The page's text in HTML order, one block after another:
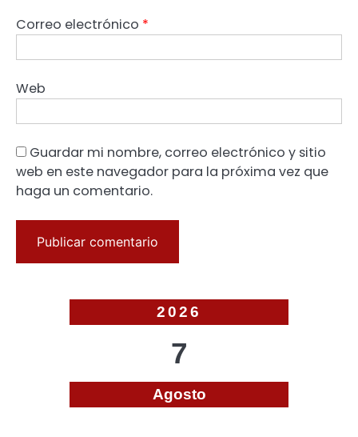
Correo electrónico *
Web
Guardar mi nombre, correo electrónico y sitio
web en este navegador para la próxima vez que
haga un comentario.
2026
7
Agosto